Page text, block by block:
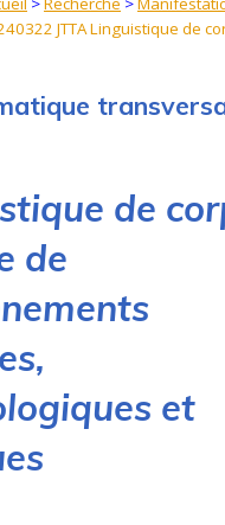
JTTA Linguistique de
de
de
et